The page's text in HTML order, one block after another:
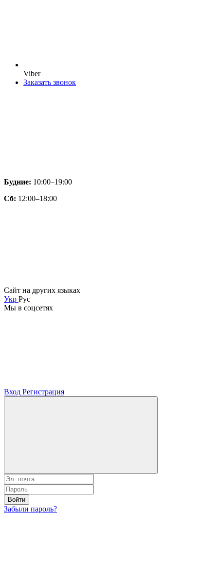
Viber
Заказать звонок
Будние: 10:00–19:00
Сб: 12:00–18:00
Сайт на других языках
Укр Рус
Мы в соцсетях
Вход Регистрация
Войти
Забыли пароль?